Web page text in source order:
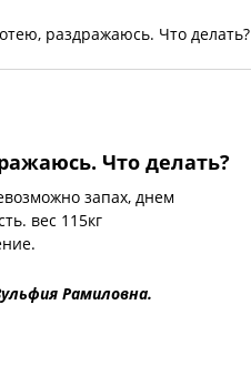
раздражаюсь. Что делать?
Что делать?
запах, днем
вес 115кг
Рамиловна.